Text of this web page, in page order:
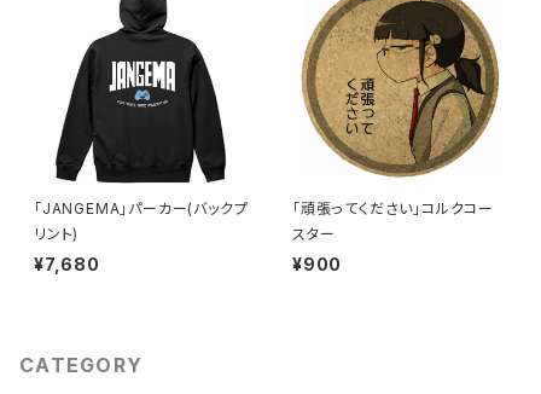
「JANGEMA」パーカー(バックプ
リント)
¥7,680
「頑張ってください」コルクコー
スター
¥900
CATEGORY